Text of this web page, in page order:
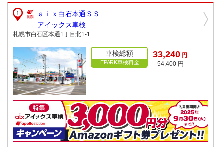
ａｉｘ白石本通ＳＳ
アイックス車検
札幌市白石区本通1丁目北1-1
車検総額
EPARK車検料金
33,240 円
54,400 円